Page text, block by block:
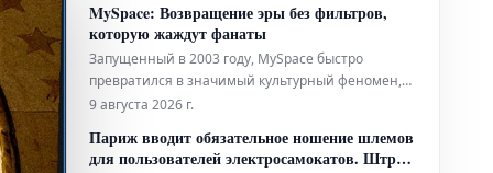
MySpace: Возвращение эры без фильтров,
которую жаждут фанаты
Запущенный в 2003 году, MySpace быстро
превратился в значимый культурный феномен,
став стартовой площадкой для таких артистов,
нашли там свою первую аудиторию. Однако со
временем его главные особенности — страницы
9 августа 2026 г.
Париж вводит обязательное ношение шлемов
для пользователей электросамокатов. Штраф